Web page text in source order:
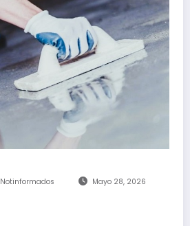
Notinformados Mayo 28, 2026